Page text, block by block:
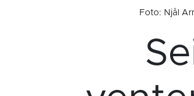
Foto: Njål